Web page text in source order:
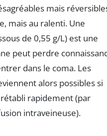
mais
mais au ralenti. Une
de 0,55 g/L) est une
peut perdre
dans le coma. Les
alors possibles si
rapidement (par
intraveineuse).